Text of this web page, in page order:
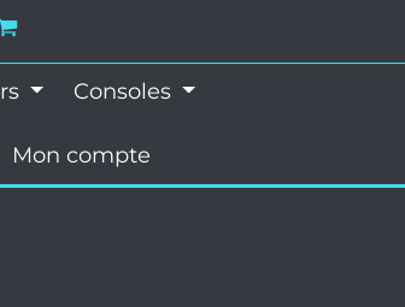
Consoles
Mon compte